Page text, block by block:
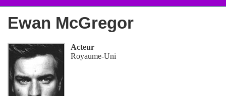
Ewan McGregor
Acteur
Royaume-Uni